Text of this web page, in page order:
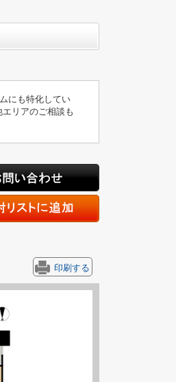
にも特化してい
リアのご相談も
印刷する